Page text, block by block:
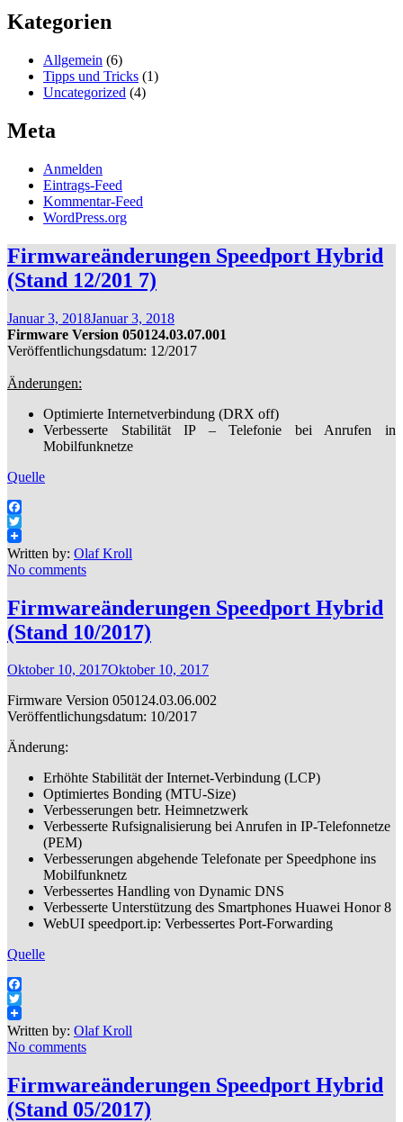
Kategorien
Allgemein (6)
Tipps und Tricks (1)
Uncategorized (4)
Meta
Anmelden
Eintrags-Feed
Kommentar-Feed
WordPress.org
Firmwareänderungen Speedport Hybrid
(Stand 12/201 7)
Januar 3, 2018Januar 3, 2018
Firmware Version 050124.03.07.001
Veröffentlichungsdatum: 12/2017
Änderungen:
Optimierte Internetverbindung (DRX off)
Verbesserte Stabilität IP – Telefonie bei Anrufen in
Mobilfunknetze
Quelle
Facebook
Twitter
Written by: Olaf Kroll
No comments
Firmwareänderungen Speedport Hybrid
(Stand 10/2017)
Oktober 10, 2017Oktober 10, 2017
Firmware Version 050124.03.06.002
Veröffentlichungsdatum: 10/2017
Änderung:
Erhöhte Stabilität der Internet-Verbindung (LCP)
Optimiertes Bonding (MTU-Size)
Verbesserungen betr. Heimnetzwerk
Verbesserte Rufsignalisierung bei Anrufen in IP-Telefonnetze
(PEM)
Verbesserungen abgehende Telefonate per Speedphone ins
Mobilfunknetz
Verbessertes Handling von Dynamic DNS
Verbesserte Unterstützung des Smartphones Huawei Honor 8
WebUI speedport.ip: Verbessertes Port-Forwarding
Quelle
Facebook
Twitter
Written by: Olaf Kroll
No comments
Firmwareänderungen Speedport Hybrid
(Stand 05/2017)